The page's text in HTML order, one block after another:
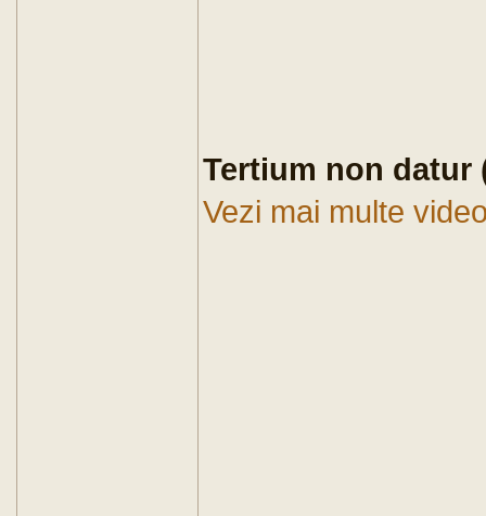
Tertium non datur
Vezi mai multe